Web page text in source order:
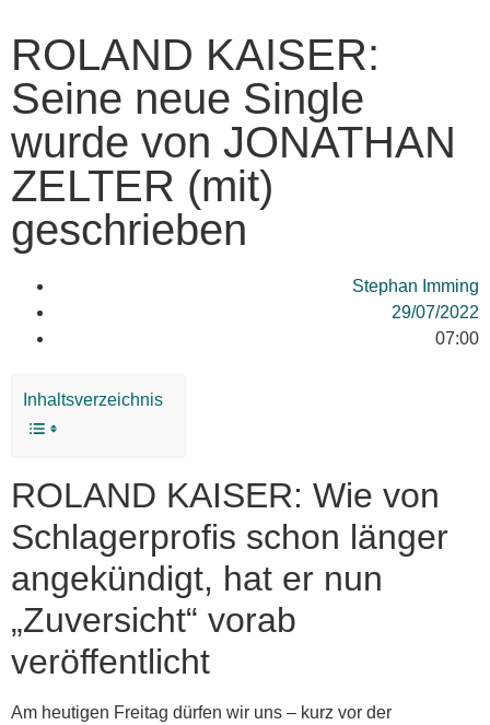
ROLAND KAISER:
Seine neue Single
wurde von JONATHAN
ZELTER (mit)
geschrieben
Stephan Imming
29/07/2022
07:00
Inhaltsverzeichnis
ROLAND KAISER: Wie von
Schlagerprofis schon länger
angekündigt, hat er nun
„Zuversicht“ vorab
veröffentlicht
Am heutigen Freitag dürfen wir uns – kurz vor der